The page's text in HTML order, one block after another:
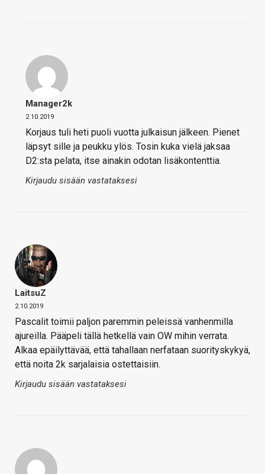
Manager2k
2.10.2019
Korjaus tuli heti puoli vuotta julkaisun jälkeen. Pienet
läpsyt sille ja peukku ylös. Tosin kuka vielä jaksaa
D2:sta pelata, itse ainakin odotan lisäkontenttia.
Kirjaudu sisään vastataksesi
LaitsuZ
2.10.2019
Pascalit toimii paljon paremmin peleissä vanhenmilla
ajureilla. Pääpeli tällä hetkellä vain OW mihin verrata.
Alkaa epäilyttävää, että tahallaan nerfataan suorityskykyä,
että noita 2k sarjalaisia ostettaisiin.
Kirjaudu sisään vastataksesi